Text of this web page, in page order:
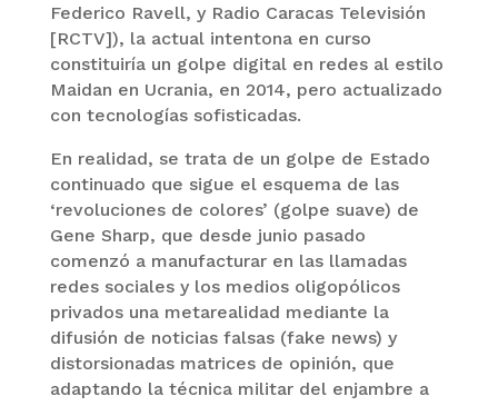
Federico Ravell, y Radio Caracas Televisión
[RCTV]), la actual intentona en curso
constituiría un golpe digital en redes al estilo
Maidan en Ucrania, en 2014, pero actualizado
con tecnologías sofisticadas.
En realidad, se trata de un golpe de Estado
continuado que sigue el esquema de las
‘revoluciones de colores’ (golpe suave) de
Gene Sharp, que desde junio pasado
comenzó a manufacturar en las llamadas
redes sociales y los medios oligopólicos
privados una metarealidad mediante la
difusión de noticias falsas (fake news) y
distorsionadas matrices de opinión, que
adaptando la técnica militar del enjambre a